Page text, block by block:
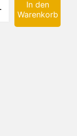
In den
Warenkorb